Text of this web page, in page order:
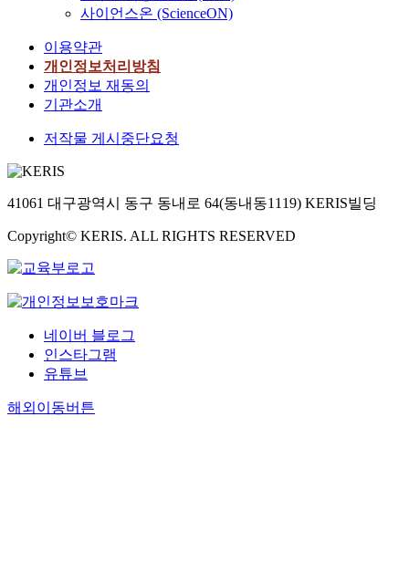
사이언스온 (ScienceON)
이용약관
개인정보처리방침
개인정보 재동의
기관소개
저작물 게시중단요청
41061 대구광역시 동구 동내로 64(동내동1119) KERIS빌딩
Copyright© KERIS. ALL RIGHTS RESERVED
네이버 블로그
인스타그램
유튜브
해외이동버튼